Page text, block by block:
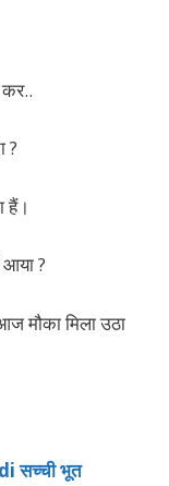
?
हैं।
?
मौका मिला उठा
सच्ची भूत